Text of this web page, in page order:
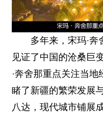
多年来，宋玛·
见证了中国的沧桑巨
·奔舍那重点关注当地
睹了新疆的繁荣发展
八达，现代城市铺展